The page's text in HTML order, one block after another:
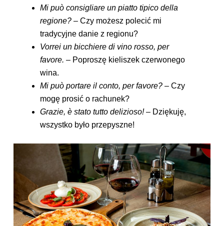
Mi può consigliare un piatto tipico della
regione? – Czy możesz polecić mi
tradycyjne danie z regionu?
Vorrei un bicchiere di vino rosso, per
favore. – Poproszę kieliszek czerwonego
wina.
Mi può portare il conto, per favore? – Czy
mogę prosić o rachunek?
Grazie, è stato tutto delizioso!– Dziękuję,
wszystko było przepyszne!